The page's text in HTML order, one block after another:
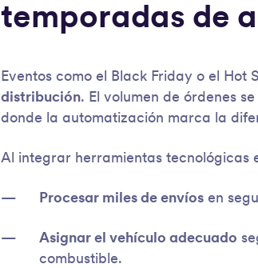
temporadas de
Eventos como el Black Friday o el Hot
distribución. El volumen de órdenes
donde la automatización marca la
Al integrar herramientas tecnológicas
Procesar miles de envíos en
Asignar el vehículo adecuado
combustible.